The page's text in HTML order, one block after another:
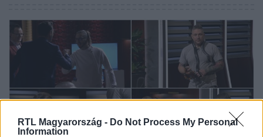
RTL Magyarország - Do Not Process My Personal
Information
Lakatos István, aki rákérdezett Brigitta második
gyermekvállalására is. A kérdést hallva Leventének
meglepő mondat hagyta el a száját.